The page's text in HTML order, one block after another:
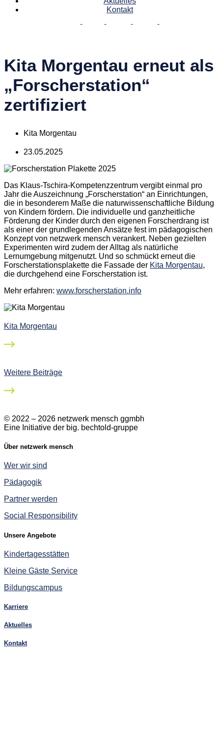
Kontakt
Kita Morgentau erneut als
„Forscherstation“
zertifiziert
Kita Morgentau
23.05.2025
Das Klaus-Tschira-Kompetenzzentrum vergibt einmal pro
Jahr die Auszeichnung „Forscherstation“ an Einrichtungen,
die in besonderem Maße die naturwissenschaftliche Bildung
von Kindern fördern. Die individuelle und ganzheitliche
Förderung der Kinder durch den eigenen Forscherdrang ist
als einer der grundlegenden Ansätze fest im pädagogischen
Konzept von netzwerk mensch verankert. Neben gezielten
Experimenten wird zudem der Alltag als natürliche
Lernumgebung mitgenutzt. Und so schmückt erneut die
Forscherstationsplakette die Fassade der Kita Morgentau,
die durchgehend eine Forscherstation ist.
Mehr erfahren: www.forscherstation.info
Kita Morgentau
Weitere Beiträge
© 2022 – 2026 netzwerk mensch ggmbh
Eine Initiative der big. bechtold-gruppe
Über netzwerk mensch
Wer wir sind
Pädagogik
Partner werden
Social Responsibility
Unsere Angebote
Kindertagesstätten
Kleine Gäste Service
Bildungscampus
Karriere
Aktuelles
Kontakt